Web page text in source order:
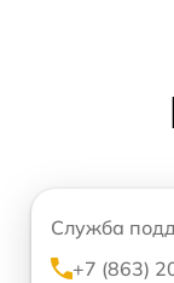
Служба
+7 (863)